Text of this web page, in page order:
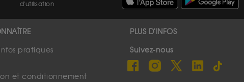
d'utilisation
pratiques
et conditionnement
PLUS D'INFOS
Suivez-nous